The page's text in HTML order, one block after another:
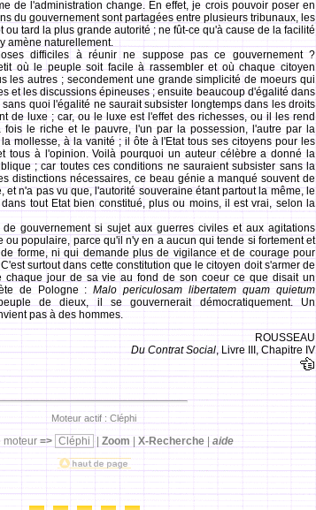
de l'administration change. En effet, je crois pouvoir poser en
du gouvernement sont partagées entre plusieurs tribunaux, les
ou tard la plus grande autorité ; ne fût-ce qu'à cause de la facilité
amène naturellement.
difficiles à réunir ne suppose pas ce gouvernement ?
où le peuple soit facile à rassembler et où chaque citoyen
les autres ; secondement une grande simplicité de moeurs qui
et les discussions épineuses ; ensuite beaucoup d'égalité dans
sans quoi l'égalité ne saurait subsister longtemps dans les droits
de luxe ; car, ou le luxe est l'effet des richesses, ou il les rend
fois le riche et le pauvre, l'un par la possession, l'autre par la
mollesse, à la vanité ; il ôte à l'Etat tous ses citoyens pour les
tous à l'opinion. Voilà pourquoi un auteur célèbre a donné la
; car toutes ces conditions ne sauraient subsister sans la
distinctions nécessaires, ce beau génie a manqué souvent de
et n'a pas vu que, l'autorité souveraine étant partout la même, le
tout Etat bien constitué, plus ou moins, il est vrai, selon la
si sujet aux guerres civiles et aux agitations
ou populaire, parce qu'il n'y en a aucun qui tende si fortement et
forme, ni qui demande plus de vigilance et de courage pour
surtout dans cette constitution que le citoyen doit s'armer de
chaque jour de sa vie au fond de son coeur ce que disait un
de Pologne :Malo periculosam libertatem quam quietum
de dieux, il se gouvernerait démocratiquement. Un
pas à des hommes.
ROUSSEAU
Du Contrat Social, Livre III, Chapitre IV
Moteur actif : Cléphi
moteur => Cléphi Zoom X-Recherche aide